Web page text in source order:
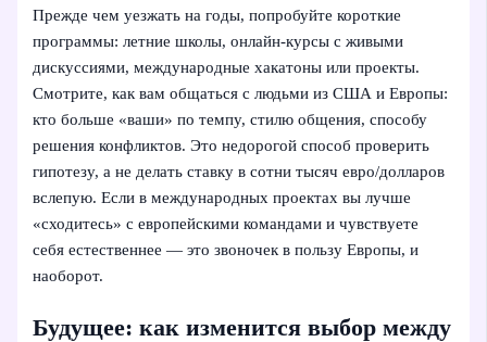
Прежде чем уезжать на годы, попробуйте короткие
программы: летние школы, онлайн-курсы с живыми
дискуссиями, международные хакатоны или проекты.
Смотрите, как вам общаться с людьми из США и Европы:
кто больше «ваши» по темпу, стилю общения, способу
решения конфликтов. Это недорогой способ проверить
гипотезу, а не делать ставку в сотни тысяч евро/долларов
вслепую. Если в международных проектах вы лучше
«сходитесь» с европейскими командами и чувствуете
себя естественнее — это звоночек в пользу Европы, и
наоборот.
Будущее: как изменится выбор между